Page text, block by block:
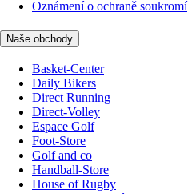
Oznámení o ochraně soukromí
Naše obchody
Basket-Center
Daily Bikers
Direct Running
Direct-Volley
Espace Golf
Foot-Store
Golf and co
Handball-Store
House of Rugby